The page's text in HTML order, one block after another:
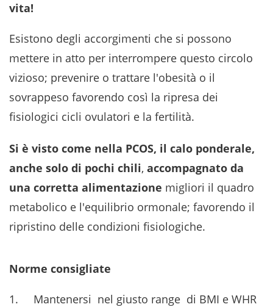
vita!
Esistono degli accorgimenti che si possono
mettere in atto per interrompere questo circolo
vizioso; prevenire o trattare l'obesità o il
sovrappeso favorendo così la ripresa dei
fisiologici cicli ovulatori e la fertilità.
Si è visto come nella PCOS, il calo ponderale,
anche solo di pochi chili, accompagnato da
una corretta alimentazione migliori il quadro
metabolico e l'equilibrio ormonale; favorendo il
ripristino delle condizioni fisiologiche.
Norme consigliate
1. Mantenersi nel giusto range di BMI e WHR